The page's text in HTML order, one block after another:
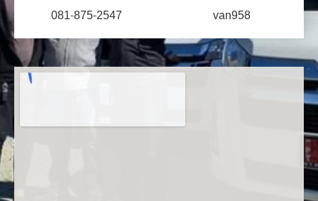
081-875-2547 van958